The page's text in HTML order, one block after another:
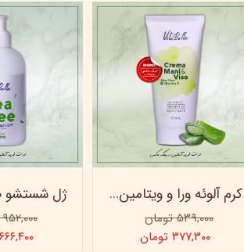
۹۵۲,۰۰۰ تومان
۶۶۶,۴۰۰
کرم آلوئه ورا و ویتامین e ویتابلا
۵۳۹,۰۰۰ تومان
۳۷۷,۳۰۰ تومان